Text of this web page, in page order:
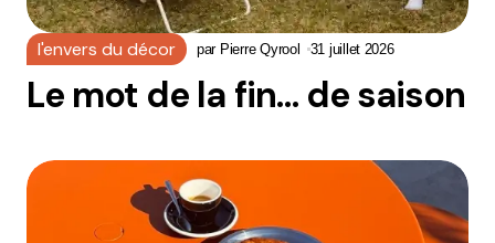
l'envers du décor par Pierre Qyrool 31 juillet 2026
Le mot de la fin… de saison